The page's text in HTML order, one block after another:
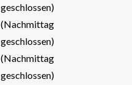
geschlossen)
(Nachmittag
geschlossen)
(Nachmittag
geschlossen)